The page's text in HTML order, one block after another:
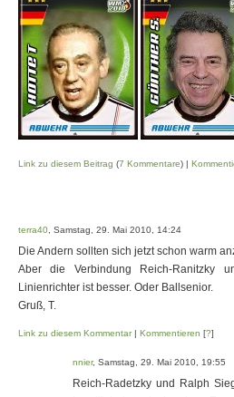
Link zu diesem Beitrag (7 Kommentare) |
terra40 , Samstag, 29. Mai 2010, 14:24
Die Andern sollten sich jetzt schon warm
Aber die Verbindung Reich-Ranitzky
Linienrichter ist besser. Oder Ballsenior.
Gruß, T.
Link zu diesem Kommentar| Kommentieren [?]
nnier, Samstag, 29. Mai 2010, 19:55
Reich-Radetzky und Ralph